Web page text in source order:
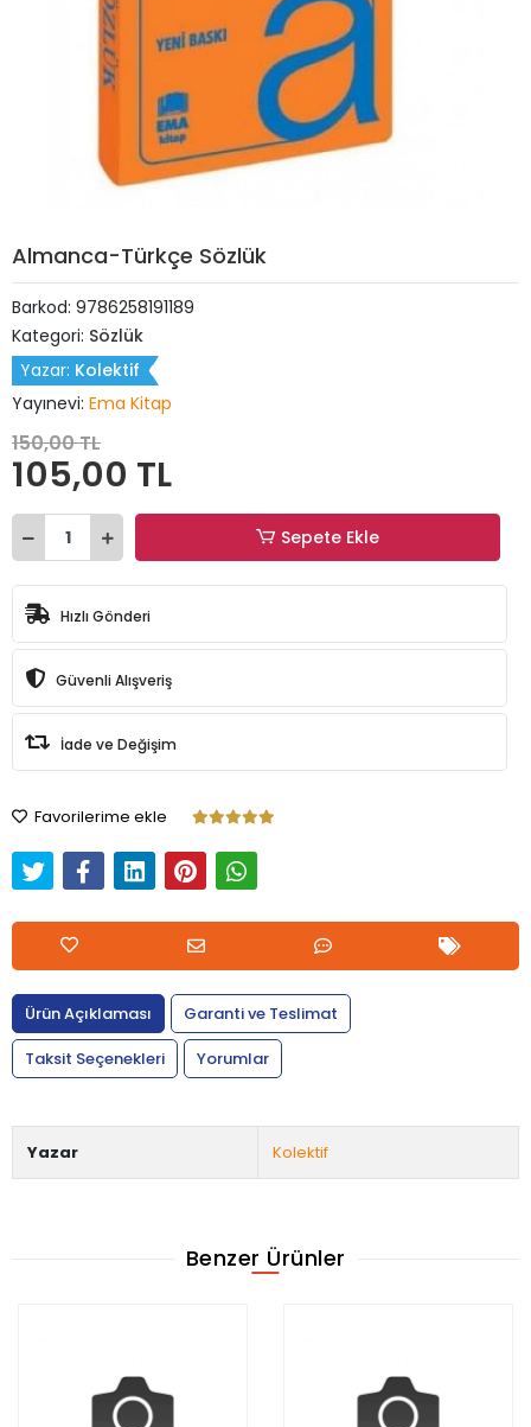
Almanca-Türkçe Sözlük
Barkod: 9786258191189
Kategori: Sözlük
Yazar: Kolektif
Yayınevi: Ema Kitap
150,00 TL
105,00 TL
Sepete Ekle
Hızlı Gönderi
Güvenli Alışveriş
İade ve Değişim
Favorilerime ekle
Ürün Açıklaması
Garanti ve Teslimat
Taksit Seçenekleri
Yorumlar
Yazar Kolektif
Benzer Ürünler